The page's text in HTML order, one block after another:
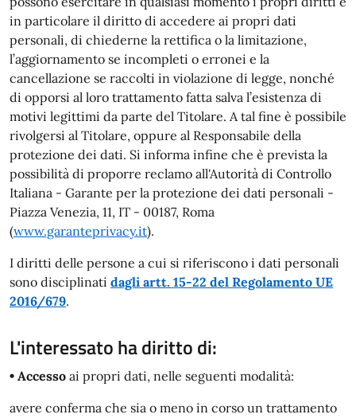
in particolare il diritto di accedere ai propri dati
personali, di chiederne la rettifica o la limitazione,
l’aggiornamento se incompleti o erronei e la
cancellazione se raccolti in violazione di legge, nonché
di opporsi al loro trattamento fatta salva l’esistenza di
motivi legittimi da parte del Titolare. A tal fine è possibile
rivolgersi al Titolare, oppure al Responsabile della
protezione dei dati. Si informa infine che è prevista la
possibilità di proporre reclamo all'Autorità di Controllo
Italiana - Garante per la protezione dei dati personali -
Piazza Venezia, 11, IT - 00187, Roma
(www.garanteprivacy.it).
I diritti delle persone a cui si riferiscono i dati personali
sono disciplinati dagli artt. 15-22 del Regolamento UE
2016/679.
L'interessato ha diritto di:
• Accesso ai propri dati, nelle seguenti modalità:
avere conferma che sia o meno in corso un trattamento